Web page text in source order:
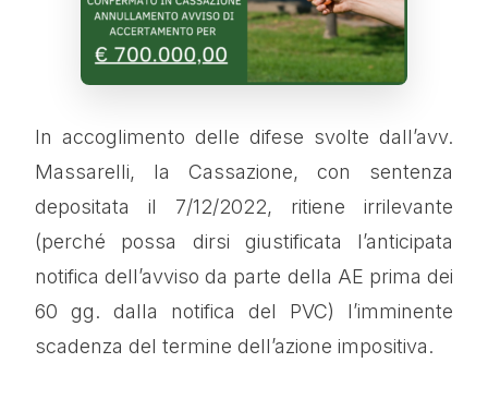
In accoglimento delle difese svolte dall’avv.
Massarelli, la Cassazione, con sentenza
depositata il 7/12/2022, ritiene irrilevante
(perché possa dirsi giustificata l’anticipata
notifica dell’avviso da parte della AE prima dei
60 gg. dalla notifica del PVC) l’imminente
scadenza del termine dell’azione impositiva.